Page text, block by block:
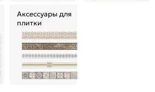
Аксессуары для
плитки